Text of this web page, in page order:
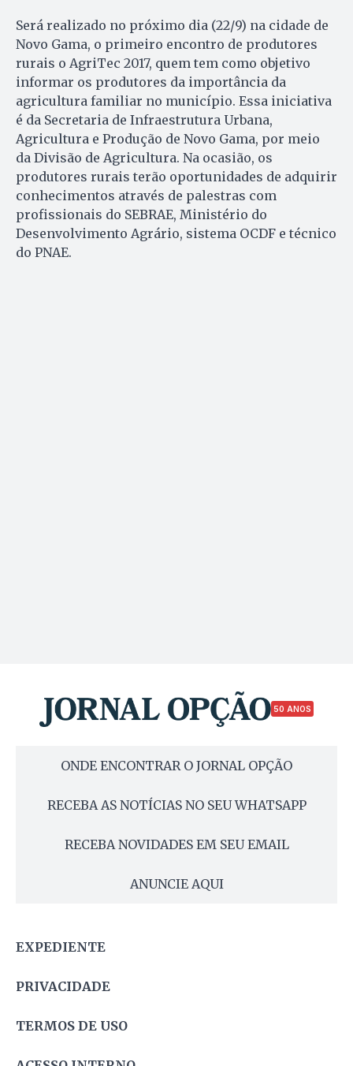
Será realizado no próximo dia (22/9) na cidade de
Novo Gama, o primeiro encontro de produtores
rurais o AgriTec 2017, quem tem como objetivo
informar os produtores da importância da
agricultura familiar no município. Essa iniciativa
é da Secretaria de Infraestrutura Urbana,
Agricultura e Produção de Novo Gama, por meio
da Divisão de Agricultura. Na ocasião, os
produtores rurais terão oportunidades de adquirir
conhecimentos através de palestras com
profissionais do SEBRAE, Ministério do
Desenvolvimento Agrário, sistema OCDF e técnico
do PNAE.
50 ANOS
ONDE ENCONTRAR O JORNAL OPÇÃO
RECEBA AS NOTÍCIAS NO SEU WHATSAPP
RECEBA NOVIDADES EM SEU EMAIL
ANUNCIE AQUI
EXPEDIENTE
PRIVACIDADE
TERMOS DE USO